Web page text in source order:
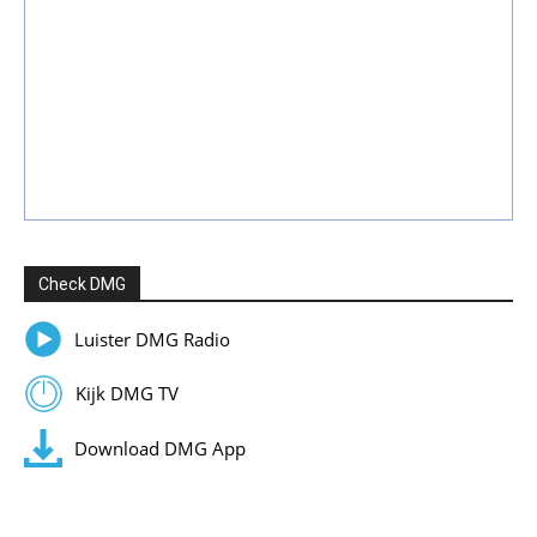
Check DMG
Luister DMG Radio
Kijk DMG TV
Download DMG App